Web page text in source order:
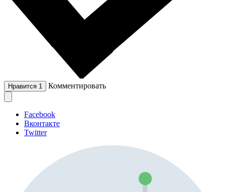
Нравится 1 Комментировать
Facebook
Вконтакте
Twitter